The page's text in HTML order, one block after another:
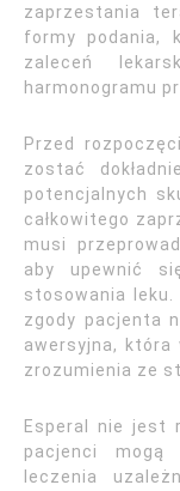
zaprzestania
formy podania,
zaleceń
harmonogramu
Przed
zostać
potencjalnych
całkowitego
musi
aby upewnić
stosowania
zgody pacjenta
awersyjna, która
zrozumienia ze
Esperal nie jest
pacjenci
leczenia